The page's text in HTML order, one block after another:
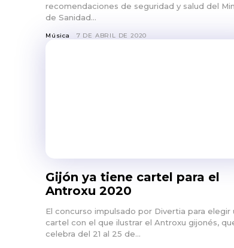
recomendaciones de seguridad y salud del
de Sanidad...
Música 7 DE ABRIL DE 2020
Gijón ya tiene cartel para el
Antroxu 2020
El concurso impulsado por Divertia para elegir
cartel con el que ilustrar el Antroxu gijonés,
celebra del 21 al 25 de...